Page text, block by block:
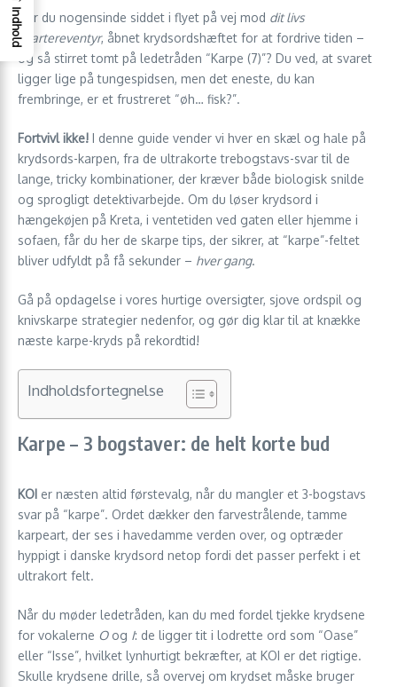
Har du nogensinde siddet i flyet på vej mod dit livs
chartereventyr, åbnet krydsordshæftet for at fordrive tiden –
og så stirret tomt på ledetråden “Karpe (7)”? Du ved, at svaret
ligger lige på tungespidsen, men det eneste, du kan
frembringe, er et frustreret “øh… fisk?”.
Fortvivl ikke! I denne guide vender vi hver en skæl og hale på
krydsords-karpen, fra de ultrakorte trebogstavs-svar til de
lange, tricky kombinationer, der kræver både biologisk snilde
og sprogligt detektivarbejde. Om du løser krydsord i
hængekøjen på Kreta, i ventetiden ved gaten eller hjemme i
sofaen, får du her de skarpe tips, der sikrer, at “karpe”-feltet
bliver udfyldt på få sekunder – hver gang.
Gå på opdagelse i vores hurtige oversigter, sjove ordspil og
knivskarpe strategier nedenfor, og gør dig klar til at knække
næste karpe-kryds på rekordtid!
Indholdsfortegnelse
Karpe – 3 bogstaver: de helt korte bud
KOI er næsten altid førstevalg, når du mangler et 3-bogstavs
svar på “karpe”. Ordet dækker den farvestrålende, tamme
karpeart, der ses i havedamme verden over, og optræder
hyppigt i danske krydsord netop fordi det passer perfekt i et
ultrakort felt.
Når du møder ledetråden, kan du med fordel tjekke krydsene
for vokalerne Oog I: de ligger tit i lodrette ord som “Oase”
eller “Isse”, hvilket lynhurtigt bekræfter, at KOI er det rigtige.
Skulle krydsene drille, så overvej om krydset måske bruger
Indhold